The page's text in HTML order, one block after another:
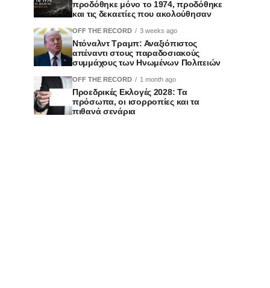
προδόθηκε μόνο το 1974, προδόθηκε
και τις δεκαετίες που ακολούθησαν
OFF THE RECORD 3 weeks ago
Ντόναλντ Τραμπ: Αναξιόπιστος
απέναντι στους παραδοσιακούς
συμμάχους των Ηνωμένων Πολιτειών
OFF THE RECORD 1 month ago
Προεδρικές Εκλογές 2028: Τα
πρόσωπα, οι ισορροπίες και τα
πιθανά σενάρια